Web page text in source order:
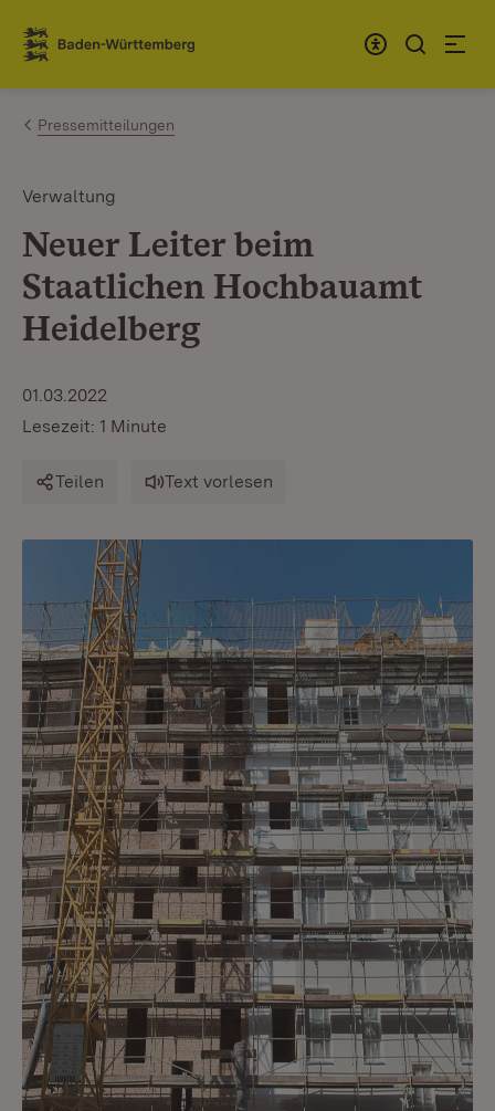
Zum Inhalt springen
Link zur Startseite
Pressemitteilungen
Verwaltung
Neuer Leiter beim
Staatlichen Hochbauamt
Heidelberg
01.03.2022
Lesezeit: 1 Minute
Teilen Text vorlesen